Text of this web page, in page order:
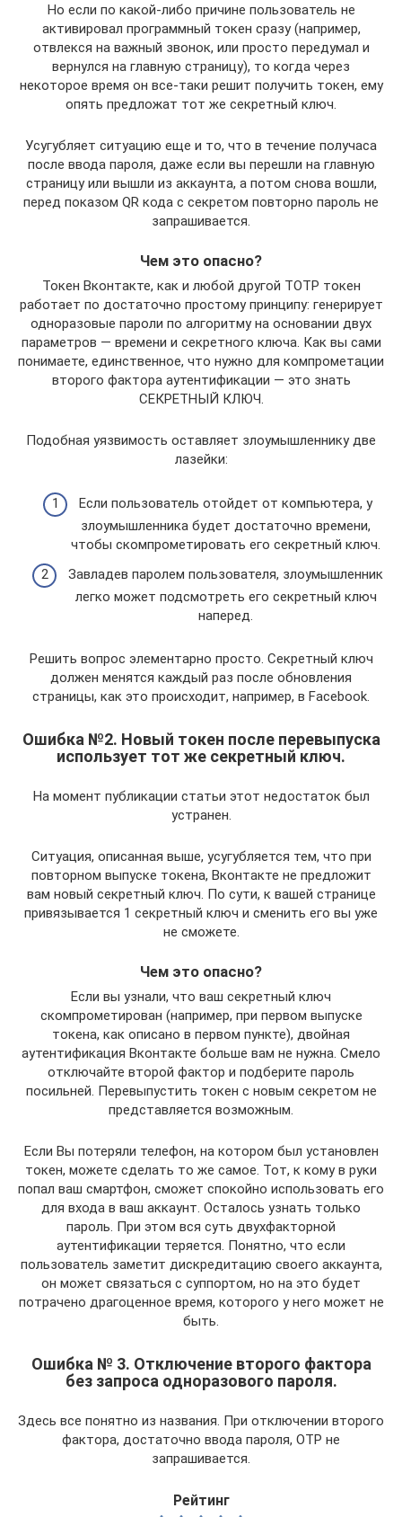
Но если по какой-либо причине пользователь не
активировал программный токен сразу (например,
отвлекся на важный звонок, или просто передумал и
вернулся на главную страницу), то когда через
некоторое время он все-таки решит получить токен, ему
опять предложат тот же секретный ключ.
Усугубляет ситуацию еще и то, что в течение получаса
после ввода пароля, даже если вы перешли на главную
страницу или вышли из аккаунта, а потом снова вошли,
перед показом QR кода с секретом повторно пароль не
запрашивается.
Чем это опасно?
Токен Вконтакте, как и любой другой TOTP токен
работает по достаточно простому принципу: генерирует
одноразовые пароли по алгоритму на основании двух
параметров — времени и секретного ключа. Как вы сами
понимаете, единственное, что нужно для компрометации
второго фактора аутентификации — это знать
СЕКРЕТНЫЙ КЛЮЧ.
Подобная уязвимость оставляет злоумышленнику две
лазейки:
Если пользователь отойдет от компьютера, у
злоумышленника будет достаточно времени,
чтобы скомпрометировать его секретный ключ.
Завладев паролем пользователя, злоумышленник
легко может подсмотреть его секретный ключ
наперед.
Решить вопрос элементарно просто. Секретный ключ
должен менятся каждый раз после обновления
страницы, как это происходит, например, в Facebook.
Ошибка №2. Новый токен после перевыпуска
использует тот же секретный ключ.
На момент публикации статьи этот недостаток был
устранен.
Ситуация, описанная выше, усугубляется тем, что при
повторном выпуске токена, Вконтакте не предложит
вам новый секретный ключ. По сути, к вашей странице
привязывается 1 секретный ключ и сменить его вы уже
не сможете.
Чем это опасно?
Если вы узнали, что ваш секретный ключ
скомпрометирован (например, при первом выпуске
токена, как описано в первом пункте), двойная
аутентификация Вконтакте больше вам не нужна. Смело
отключайте второй фактор и подберите пароль
посильней. Перевыпустить токен с новым секретом не
представляется возможным.
Если Вы потеряли телефон, на котором был установлен
токен, можете сделать то же самое. Тот, к кому в руки
попал ваш смартфон, сможет спокойно использовать его
для входа в ваш аккаунт. Осталось узнать только
пароль. При этом вся суть двухфакторной
аутентификации теряется. Понятно, что если
пользователь заметит дискредитацию своего аккаунта,
он может связаться с суппортом, но на это будет
потрачено драгоценное время, которого у него может не
быть.
Ошибка № 3. Отключение второго фактора
без запроса одноразового пароля.
Здесь все понятно из названия. При отключении второго
фактора, достаточно ввода пароля, OTP не
запрашивается.
Рейтинг